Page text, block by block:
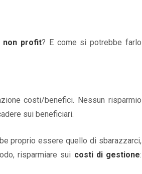
non profit? E come si potrebbe farlo
costi/benefici. Nessun risparmio
sui beneficiari.
proprio essere quello di sbarazzarci,
risparmiare sui costi di gestione: